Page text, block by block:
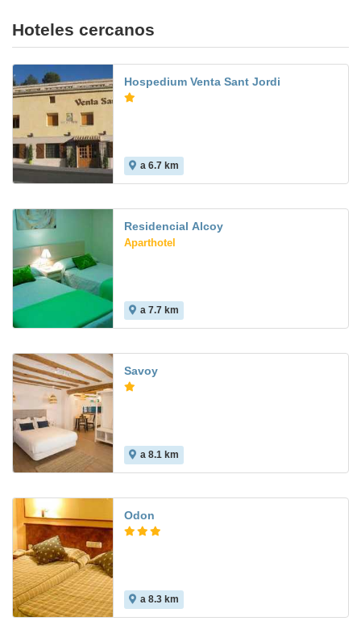
Hoteles cercanos
Hospedium Venta Sant Jordi
a 6.7 km
Residencial Alcoy
Aparthotel
a 7.7 km
Savoy
a 8.1 km
Odon
a 8.3 km